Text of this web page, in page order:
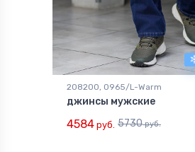
208200, 0965/L-Warm
джинсы мужские
4584 руб. 5730руб.